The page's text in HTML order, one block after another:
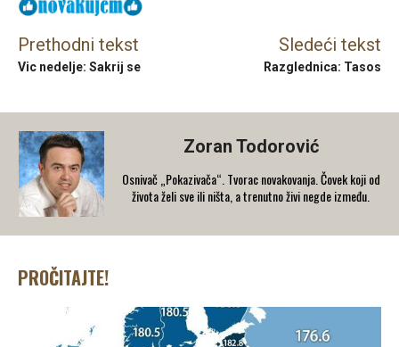
Prethodni tekst
Vic nedelje: Sakrij se
Sledeći tekst
Razglednica: Tasos
Zoran Todorović
Osnivač „Pokazivača“. Tvorac novakovanja. Čovek koji od
života želi sve ili ništa, a trenutno živi negde između.
PROČITAJTE!